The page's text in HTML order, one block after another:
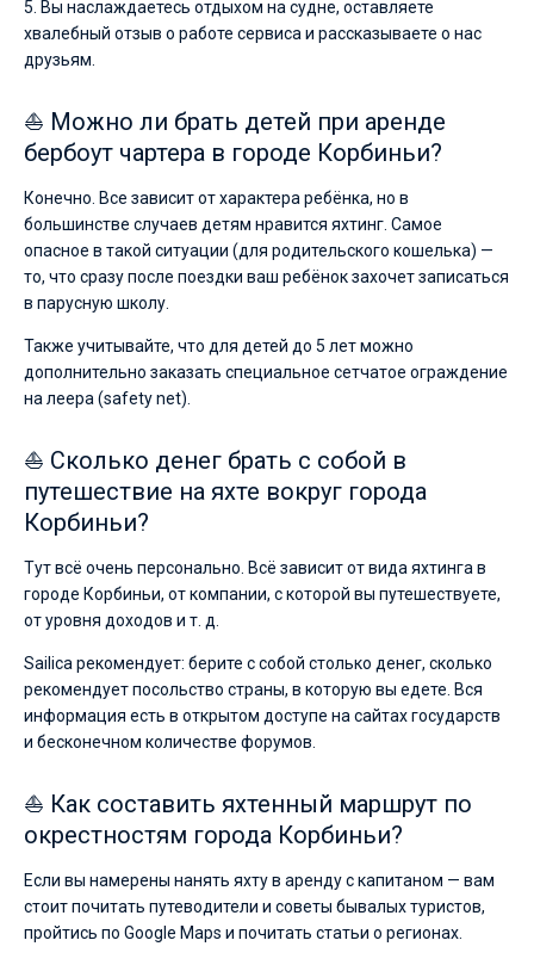
5. Вы наслаждаетесь отдыхом на судне, оставляете
хвалебный отзыв о работе сервиса и рассказываете о нас
друзьям.
⛵ Можно ли брать детей при аренде
бербоут чартера в городе Корбиньи?
Конечно. Все зависит от характера ребёнка, но в
большинстве случаев детям нравится яхтинг. Самое
опасное в такой ситуации (для родительского кошелька) —
то, что сразу после поездки ваш ребёнок захочет записаться
в парусную школу.
Также учитывайте, что для детей до 5 лет можно
дополнительно заказать специальное сетчатое ограждение
на леера (safety net).
⛵ Сколько денег брать с собой в
путешествие на яхте вокруг города
Корбиньи?
Тут всё очень персонально. Всё зависит от вида яхтинга в
городе Корбиньи, от компании, с которой вы путешествуете,
от уровня доходов и т. д.
Sailica рекомендует: берите с собой столько денег, сколько
рекомендует посольство страны, в которую вы едете. Вся
информация есть в открытом доступе на сайтах государств
и бесконечном количестве форумов.
⛵ Как составить яхтенный маршрут по
окрестностям города Корбиньи?
Если вы намерены нанять яхту в аренду с капитаном — вам
стоит почитать путеводители и советы бывалых туристов,
пройтись по Google Maps и почитать статьи о регионах.